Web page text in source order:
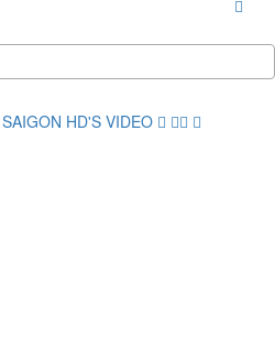
SAIGON HD'S VIDEO